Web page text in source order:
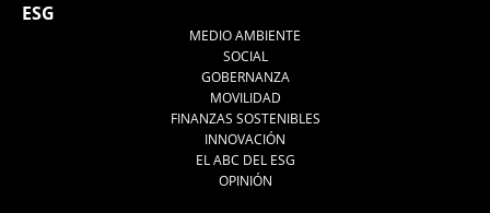
ESG
MEDIO AMBIENTE
SOCIAL
GOBERNANZA
MOVILIDAD
FINANZAS SOSTENIBLES
INNOVACIÓN
EL ABC DEL ESG
OPINIÓN